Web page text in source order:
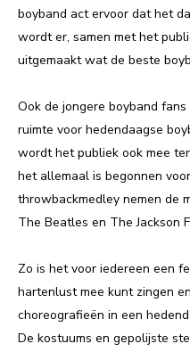
boyband act ervoor dat het
wordt er, samen met het
uitgemaakt wat de beste
Ook de jongere boyband
ruimte voor hedendaagse
wordt het publiek ook mee
het allemaal is begonnen
throwbackmedley nemen de
The Beatles en The Jackson
Zo is het voor iedereen een
hartenlust mee kunt zingen
choreografieën in een
De kostuums en gepolijste